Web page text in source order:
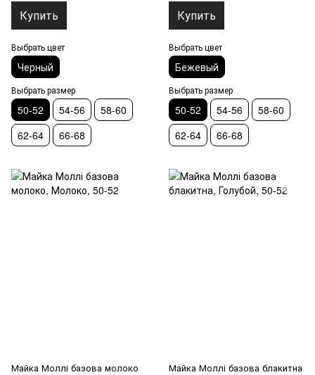
Купить
Выбрать цвет
Черный
Выбрать размер
50-52 54-56
58-60
62-64
66-68
Купить
Выбрать цвет
Бежевый
Выбрать размер
50-52 54-56
58-60
62-64
66-68
Майка Моллі базова молоко Майка Моллі базова блакитна